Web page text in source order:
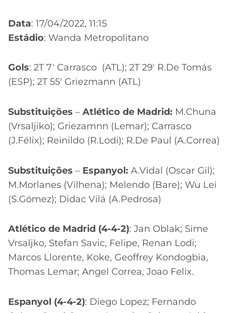
Data: 17/04/2022, 11:15
Estádio: Wanda Metropolitano
Gols: 2T 7′ Carrasco (ATL); 2T 29′ R.De Tomás
(ESP); 2T 55′ Griezmann (ATL)
Substituições – Atlético de Madrid: M.Chuna
(Vrsaljiko); Griezamnn (Lemar); Carrasco
(J.Félix); Reinildo (R.Lodi); R.De Paul (A.Correa)
Substituições – Espanyol: A.Vidal (Oscar Gil);
M.Morlanes (Vilhena); Melendo (Bare); Wu Lei
(S.Gómez); Didac Vilá (A.Pedrosa)
Atlético de Madrid (4-4-2): Jan Oblak; Sime
Vrsaljko, Stefan Savic, Felipe, Renan Lodi;
Marcos Llorente, Koke, Geoffrey Kondogbia,
Thomas Lemar; Angel Correa, Joao Felix.
Espanyol (4-4-2): Diego Lopez; Fernando